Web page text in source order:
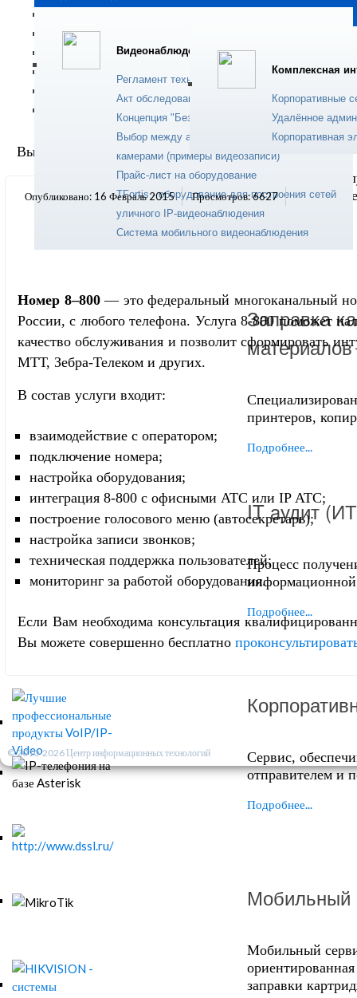
Подробнее...
Ремонт
Техническое
ноутбуков и
Заправка
материалов
принтеров,
Подробнее...
IT aудит
Процесс
информационной
Подробнее...
Сервис,
отправителем и
Подробнее...
Мобильный
Мобильный
заправки
Видеонаблюдение
Регламент технического обслуживания
Акт обследования объекта (видеонаблюдение)
Концепция "Безопасный город"
Выбор между аналоговой и цифровой (IP)
камерами (примеры видеозаписи)
Прайс-лист на оборудование
TFortis - оборудование для построения сетей
уличного IP-видеонаблюдения
Система мобильного видеонаблюдения
Комплексная
Корпоративные
Удалённое
Корпоративная
IP телефония
Сервисные услуги
Программное обеспечение
Монтажные работы
Солнечная энергетика
Вы здесь: Главная Номер 8-800
Опубликовано: 16 Февраль 2015 Просмотров: 6627
Номер 8–800— это федеральный многоканальный
России, с любого телефона. Услуга 8-800 поможет
качество обслуживания и позволит сформировать
МТТ, Зебра-Телеком и других.
В состав услуги входит:
взаимодействие с оператором;
подключение номера;
настройка оборудования;
интеграция 8-800 с офисными АТС или IP АТС;
построение голосового меню (автосекретарь);
настройка записи звонков;
техническая поддержка пользователей;
мониторинг за работой оборудования.
Если Вам необходима консультация
Вы можете совершенно бесплатно
© 2010-2026 Центр информационных технологий